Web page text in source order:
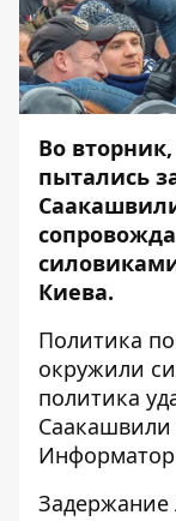
Во
пытались
Киева.
Политика
окружили
политика
Информатор
Задержание